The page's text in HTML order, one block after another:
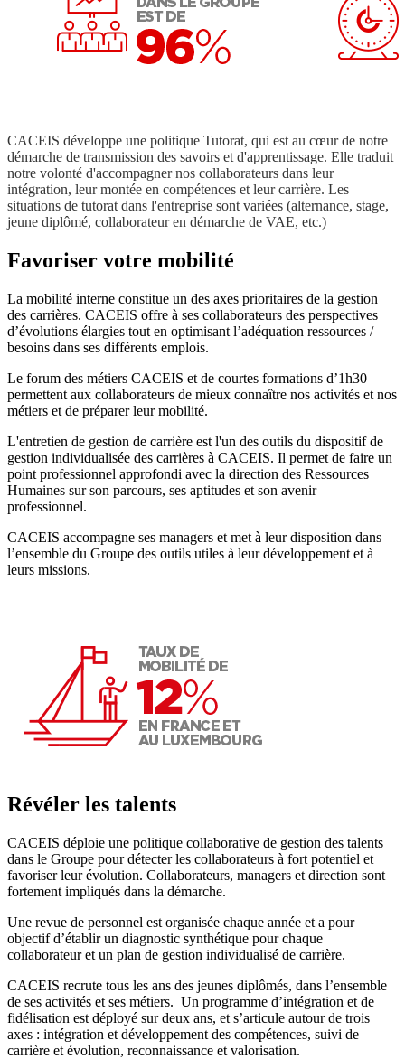
CACEIS développe une politique Tutorat, qui est au cœur de notre
démarche de transmission des savoirs et d'apprentissage. Elle traduit
notre volonté d'accompagner nos collaborateurs dans leur
intégration, leur montée en compétences et leur carrière. Les
situations de tutorat dans l'entreprise sont variées (alternance, stage,
jeune diplômé, collaborateur en démarche de VAE, etc.)
Favoriser votre mobilité
La mobilité interne constitue un des axes prioritaires de la gestion
des carrières. CACEIS offre à ses collaborateurs des perspectives
d’évolutions élargies tout en optimisant l’adéquation ressources /
besoins dans ses différents emplois.
Le forum des métiers CACEIS et de courtes formations d’1h30
permettent aux collaborateurs de mieux connaître nos activités et nos
métiers et de préparer leur mobilité.
L'entretien de gestion de carrière est l'un des outils du dispositif de
gestion individualisée des carrières à CACEIS. Il permet de faire un
point professionnel approfondi avec la direction des Ressources
Humaines sur son parcours, ses aptitudes et son avenir
professionnel.
CACEIS accompagne ses managers et met à leur disposition dans
l’ensemble du Groupe des outils utiles à leur développement et à
leurs missions.
Révéler les talents
CACEIS déploie une politique collaborative de gestion des talents
dans le Groupe pour détecter les collaborateurs à fort potentiel et
favoriser leur évolution. Collaborateurs, managers et direction sont
fortement impliqués dans la démarche.
Une revue de personnel est organisée chaque année et a pour
objectif d’établir un diagnostic synthétique pour chaque
collaborateur et un plan de gestion individualisé de carrière.
CACEIS recrute tous les ans des jeunes diplômés, dans l’ensemble
de ses activités et ses métiers. Un programme d’intégration et de
fidélisation est déployé sur deux ans, et s’articule autour de trois
axes : intégration et développement des compétences, suivi de
carrière et évolution, reconnaissance et valorisation.